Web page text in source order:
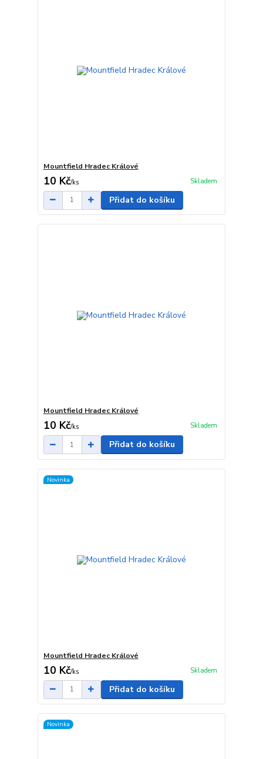
Mountfield Hradec Králové
10 Kč/ks Skladem
Přidat do košíku
Mountfield Hradec Králové
10 Kč/ks Skladem
Přidat do košíku
Novinka
Mountfield Hradec Králové
10 Kč/ks Skladem
Přidat do košíku
Novinka